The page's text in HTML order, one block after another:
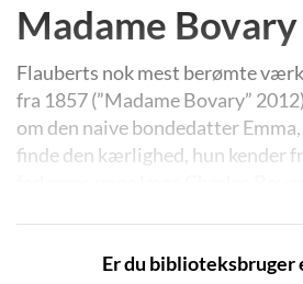
Madame Bovary
Flauberts nok mest berømte værk
fra 1857 (”Madame Bovary”
om den naive bondedatter
finde den kærlighed, hun kender
forventninger om et liv i
Er du biblioteksbruger